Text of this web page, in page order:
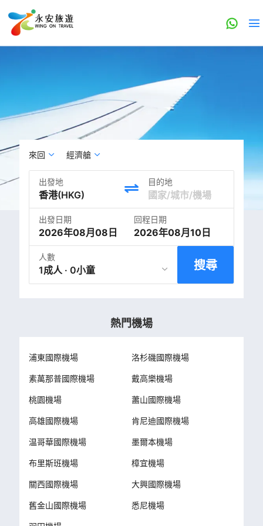
來回 經濟艙
出發地 目的地
出發日期
2026年08月08日
回程日期
2026年08月10日
人數
1成人 · 0小童 搜尋
熱門機場
浦東國際機場 洛杉磯國際機場
素萬那普國際機場 戴高樂機場
桃園機場 蕭山國際機場
高雄國際機場 肯尼迪國際機場
温哥華國際機場 墨爾本機場
布里斯班機場 樟宜機場
關西國際機場 大興國際機場
舊金山國際機場 悉尼機場